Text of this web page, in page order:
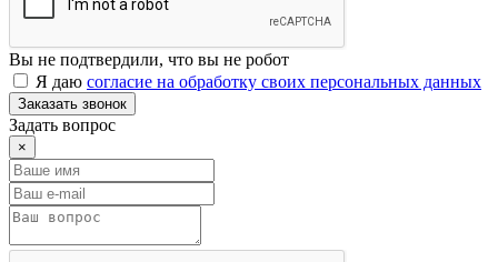
Вы не подтвердили, что вы не робот
Я даю согласие на обработку своих персональных данных
Заказать звонок
Задать вопрос
×